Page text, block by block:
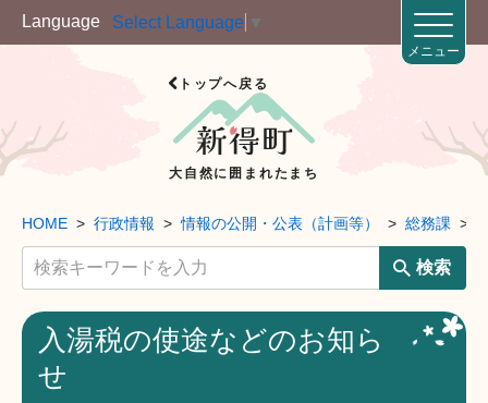
Language Select Language
トップへ戻る
大自然に囲まれたまち
メニュー
HOME 行政情報 情報の公開・公表（計画等） 総務課
検索
入湯税の使途などのお知ら
せ